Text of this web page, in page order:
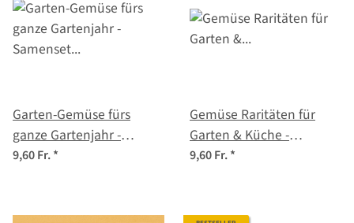
Garten-Gemüse fürs
ganze Gartenjahr -
Samenset Nr.27
9,60 Fr.*
Gemüse Raritäten für
Garten & Küche -
Samenset Nr.7
9,60 Fr.*